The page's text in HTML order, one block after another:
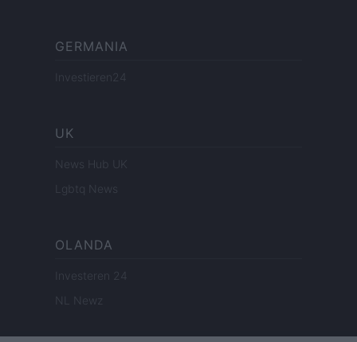
GERMANIA
Investieren24
UK
News Hub UK
Lgbtq News
OLANDA
Investeren 24
NL Newz